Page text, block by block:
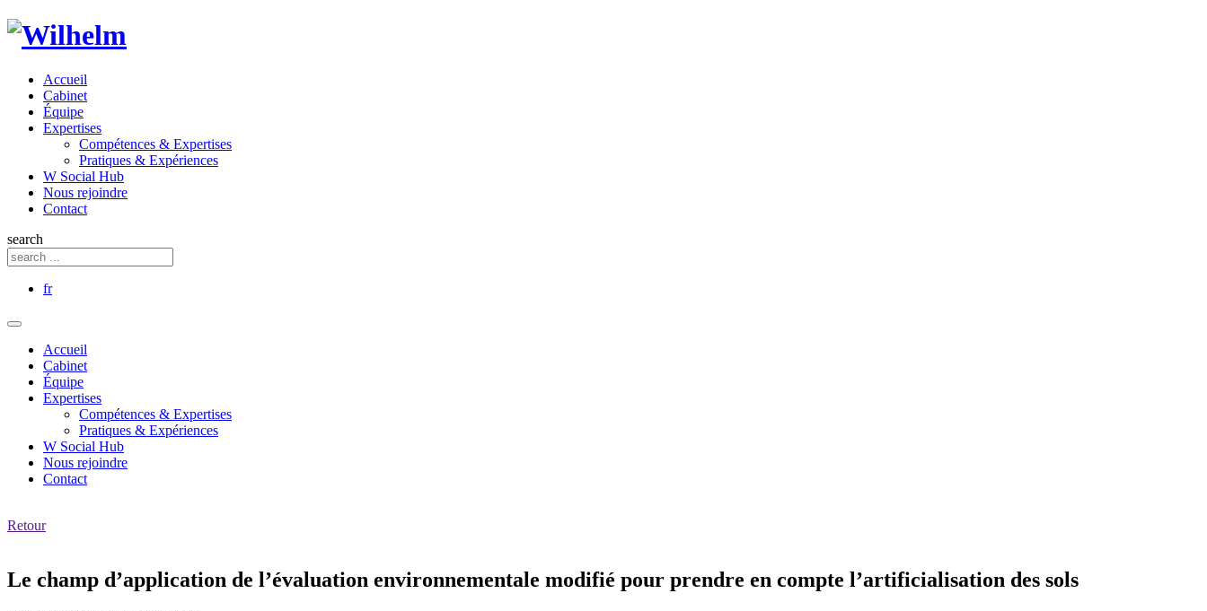
Accueil
Cabinet
Équipe
Expertises
Compétences & Expertises
Pratiques & Expériences
W Social Hub
Nous rejoindre
Contact
search
fr
Accueil
Cabinet
Équipe
Expertises
Compétences & Expertises
Pratiques & Expériences
W Social Hub
Nous rejoindre
Contact
Retour
Le champ d’application de l’évaluation environnementale modifié pour prendre en compte l’artificialisation des sols